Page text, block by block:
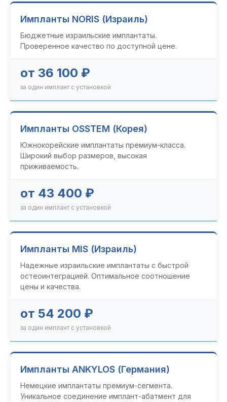
Импланты NORIS (Израиль)
Бюджетные израильские имплантаты.
Проверенное качество по доступной цене.
от 36 100 ₽
за один имплант с установкой
Импланты OSSTEM (Корея)
Южнокорейские имплантаты премиум-класса.
Широкий выбор размеров, высокая
приживаемость.
от 43 400 ₽
за один имплант с установкой
Импланты MIS (Израиль)
Надежные израильские имплантаты с быстрой
остеоинтеграцией. Оптимальное соотношение
цены и качества.
от 54 200 ₽
за один имплант с установкой
Импланты ANKYLOS (Германия)
Немецкие имплантаты премиум-сегмента.
Уникальное соединение имплант-абатмент для